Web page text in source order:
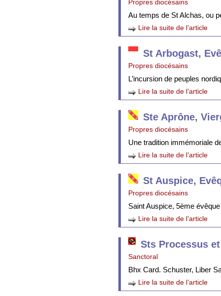
Propres diocésains
Au temps de St Alchas, ou
Lire la suite de l’article
St Arbogast,
Propres diocésains
L’incursion de peuples
Lire la suite de l’article
Ste Aprône,
Propres diocésains
Une tradition immémoriale
Lire la suite de l’article
St Auspice,
Propres diocésains
Saint Auspice, 5ème
Lire la suite de l’article
Sts Processus
Sanctoral
Bhx Card. Schuster, Liber
Lire la suite de l’article